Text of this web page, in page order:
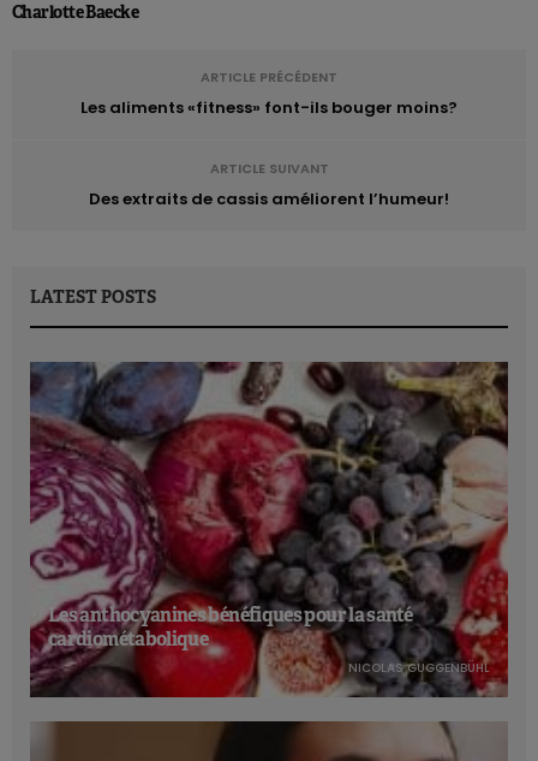
Charlotte Baecke
ARTICLE PRÉCÉDENT
Les aliments «fitness» font-ils bouger moins?
ARTICLE SUIVANT
Des extraits de cassis améliorent l’humeur!
LATEST POSTS
Les anthocyanines bénéfiques pour la santé
cardiométabolique
NICOLAS GUGGENBÜHL